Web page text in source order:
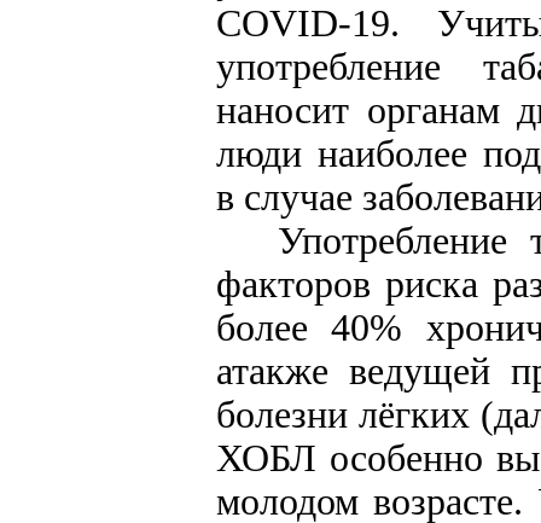
COVID-19.
употребление
наносит органам
люди наиболее
в случае
Употребление
факторов риска
более 40%
атакже ведущей
болезни лёгких
ХОБЛ особенно
молодом возрасте.